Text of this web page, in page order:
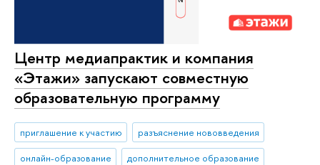
Центр медиапрактик и компания
«Этажи» запускают совместную
образовательную программу
приглашение к участию
разъяснение нововведения
онлайн-образование
дополнительное образование